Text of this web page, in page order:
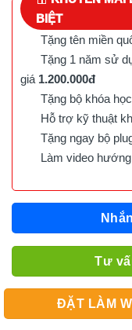
BIỆT
Tặng tên miền
Tặng 1 năm sử
giá 1.200.000đ
Tặng bộ khóa
Hỗ trợ kỹ thuật
Tặng ngay bộ
Làm video
Tư
ĐẶT LÀM